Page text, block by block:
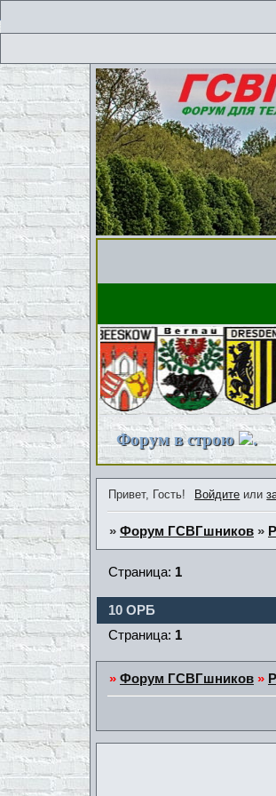
Форум в строю .
Привет, Гость! Войдите или
»Форум ГСВГшников »
10 ОРБ
Страница: 1
Страница: 1
»Форум ГСВГшников »